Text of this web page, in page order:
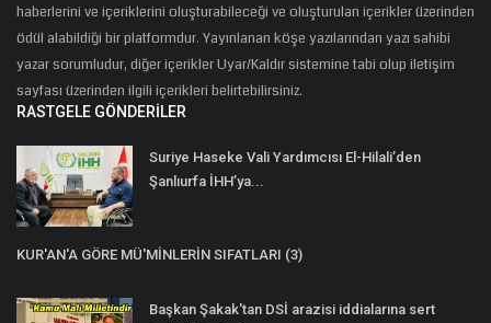
haberlerini ve içeriklerini oluşturabileceği ve oluşturulan içerikler üzerinden
ödül alabildiği bir platformdur. Yayınlanan köşe yazılarından yazı sahibi
yazar sorumludur, diğer içerikler Uyar/Kaldır sistemine tabi olup iletişim
sayfası üzerinden ilgili içerikleri belirtebilirsiniz.
RASTGELE GÖNDERILER
Suriye Haseke Vali Yardımcısı El-Hilali’den
Şanlıurfa İHH’ya...
KUR'AN'A GÖRE MÜ'MİNLERİN SIFATLARI (3)
Başkan Şakak'tan DSİ arazisi iddialarına sert